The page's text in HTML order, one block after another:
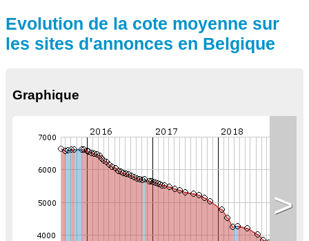
Evolution de la cote moyenne sur
les sites d'annonces en Belgique
Graphique
>